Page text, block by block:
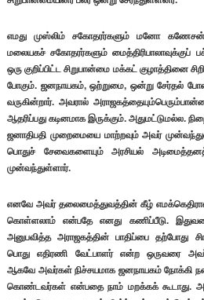
எமது முஸ்லிம் சகோதரர்களும் மனோ கணேசன்
மலையகச் சகோதரர்களும் மைத்திரிபாலாவுக்குப்
ஒரு குறிப்பிட்ட சிறுபான்மை மக்கட் குழாத்தினை
போகும். ஜனநாயகம், ஒற்றுமை, ஒன்று சேர்தல்
வருகின்றார். அவரால்
ஆதரிப்பது கடினமாக இருக்கும். அதுமட்டுமல்ல.
ஜனாதிபதி முறைமையை மாற்றவும் அவர்
பொதுச் சேவைகளையும் அரசியல்
முன்வந்துள்ளார்.
எனவே அவர் தலைமைத்துவத்தின் கீழ் எமக்கெதிரான
கொள்ளலாம் என்பதே எனது கணிப்பீடு.
அனுபவித்த அராஜகத்தின் பாதிப்பை தற்போது
பொது எதிரணி வேட்பாளர் என்ற ஒருவரை
ஆகவே அவர்கள் நிச்சயமாக ஜனநாயகம் நோக்கி
கொண்டவர்கள் என்பதை நாம் மறக்கக் கூடாது.